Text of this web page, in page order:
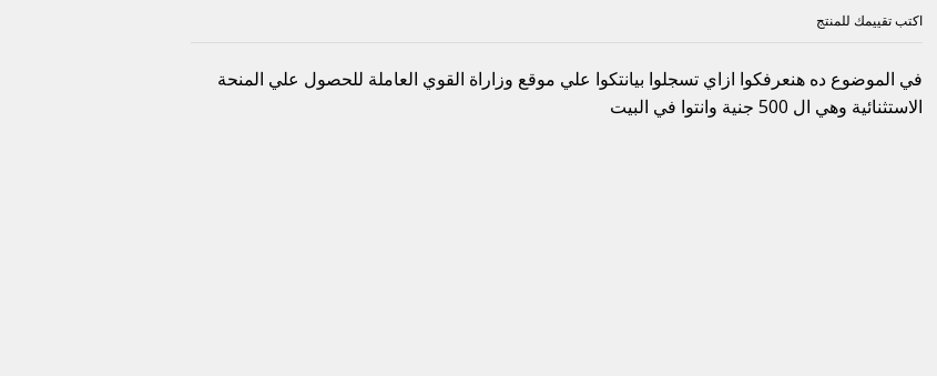
اكتب تقييمك للمنتج
في الموضوع ده هنعرفكوا ازاي تسجلوا بيانتكوا علي موقع وزاراة القوي العاملة للحصول علي المنحة
الاستثنائية وهي ال 500 جنية وانتوا في البيت